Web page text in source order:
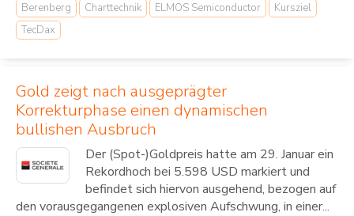
Berenberg Charttechnik ELMOS Semiconductor
Kursziel
TecDax
Gold zeigt nach ausgeprägter
Korrekturphase einen dynamischen
bullishen Ausbruch
Der (Spot-)Goldpreis hatte am 29. Januar ein
Rekordhoch bei 5.598 USD markiert und
befindet sich hiervon ausgehend, bezogen auf
den vorausgegangenen explosiven Aufschwung, in einer...